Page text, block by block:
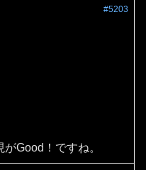
#5203
Good！ですね。